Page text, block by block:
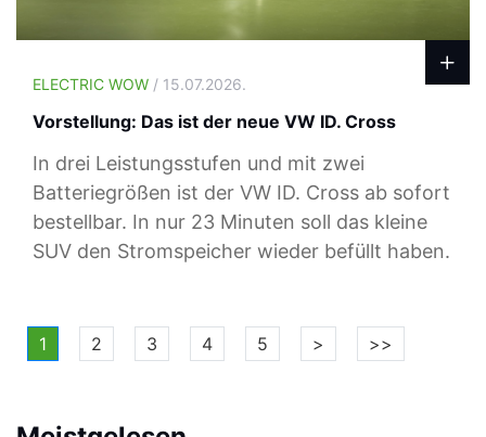
ELECTRIC WOW / 15.07.2026.
Vorstellung: Das ist der neue VW ID. Cross
In drei Leistungsstufen und mit zwei
Batteriegrößen ist der VW ID. Cross ab sofort
bestellbar. In nur 23 Minuten soll das kleine
SUV den Stromspeicher wieder befüllt haben.
1 2 3 4 5 > >>